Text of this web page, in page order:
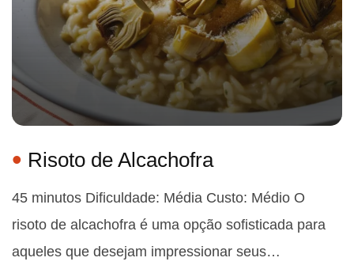
Risoto de Alcachofra
45 minutos Dificuldade: Média Custo: Médio O
risoto de alcachofra é uma opção sofisticada para
aqueles que desejam impressionar seus…